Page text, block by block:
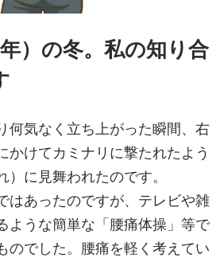
）の冬。私の知り合
何気なく立ち上がった瞬間、右
かけてカミナリに撃たれたよう
）に見舞われたのです。
はあったのですが、テレビや雑
ような簡単な「腰痛体操」等で
のでした。腰痛を軽く考えてい